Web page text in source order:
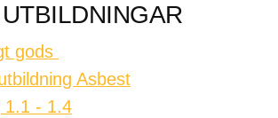
gods
Asbest
1.1 - 1.4